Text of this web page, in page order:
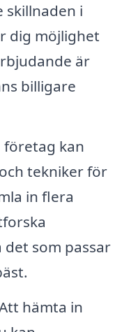
skillnaden i
dig möjlighet
är
billigare
företag kan
tekniker för
in flera
som passar
hämta in